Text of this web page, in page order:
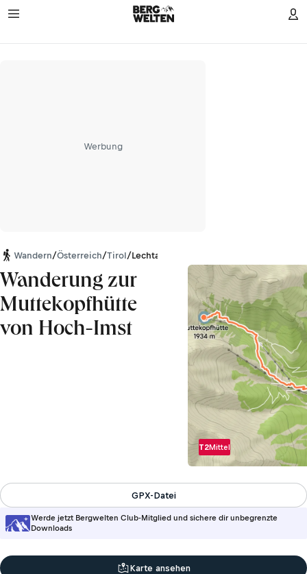
Werbung
Wandern/Österreich/Tirol/Lechtaler Alpen
Wanderung zur
Muttekopfhütte
von Hoch-Imst
T2Mittel
Werde jetzt Bergwelten Club-Mitglied und sichere dir unbegrenzte
Downloads
GPX-Datei
Karte ansehen